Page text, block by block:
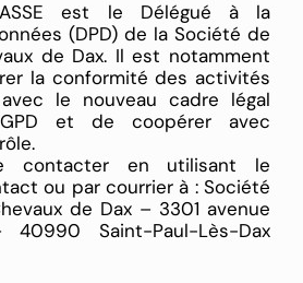
est le Délégué à la
(DPD) de la Société de
de Dax. Il est notamment
la conformité des activités
le nouveau cadre légal
et de coopérer avec
contacter en utilisant le
ou par courrier à : Société
de Dax – 3301 avenue
Saint-Paul-Lès-Dax